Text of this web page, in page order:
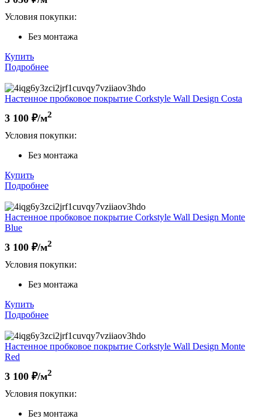
Условия покупки:
Без монтажа
Купить
Подробнее
Настенное пробковое покрытие Corkstyle Wall Design Costa
3 100 ₽/м2
Условия покупки:
Без монтажа
Купить
Подробнее
Настенное пробковое покрытие Corkstyle Wall Design Monte
Blue
3 100 ₽/м2
Условия покупки:
Без монтажа
Купить
Подробнее
Настенное пробковое покрытие Corkstyle Wall Design Monte
Red
3 100 ₽/м2
Условия покупки:
Без монтажа